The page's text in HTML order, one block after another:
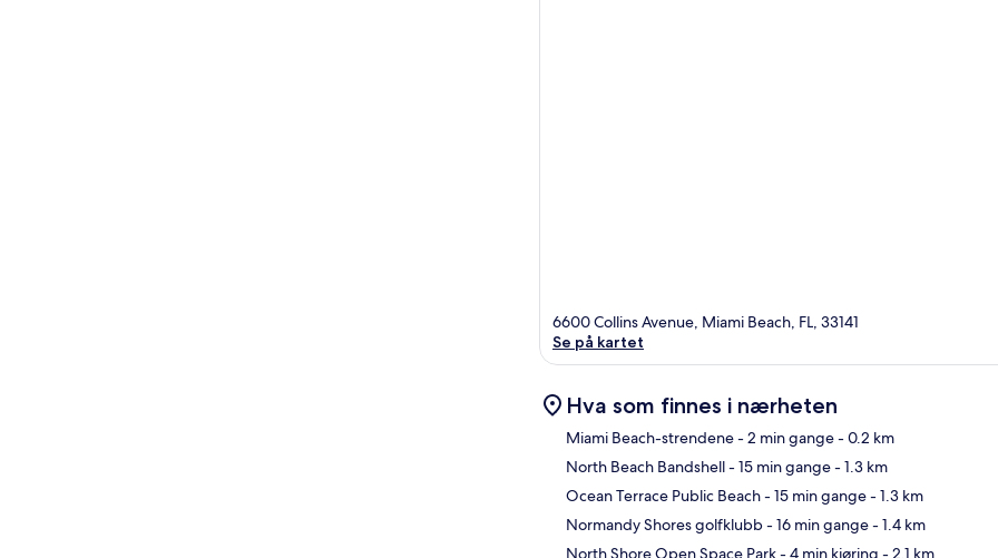
6600 Collins Avenue, Miami Beach, FL, 33141
Se på kartet
Hva som finnes i nærheten
Miami Beach-strendene- 2 min gange- 0.2 km
North Beach Bandshell- 15 min gange- 1.3 km
Ocean Terrace Public Beach- 15 min gange- 1.3 km
Normandy Shores golfklubb- 16 min gange- 1.4 km
North Shore Open Space Park- 4 min kjøring - 2.1 km